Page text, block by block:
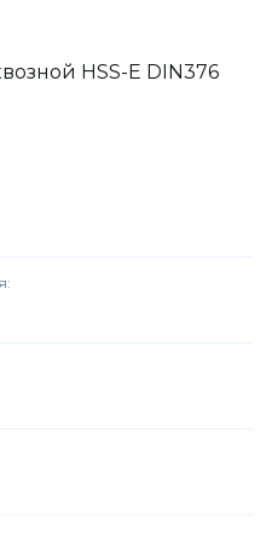
HSS-E DIN376
: